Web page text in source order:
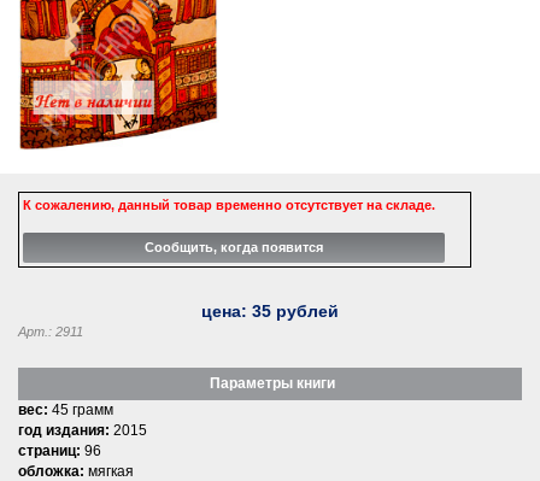
К сожалению, данный товар временно отсутствует на складе.
цена: 35 рублей
Арт.: 2911
Параметры книги
вес: 45 грамм
год издания: 2015
страниц: 96
обложка: мягкая